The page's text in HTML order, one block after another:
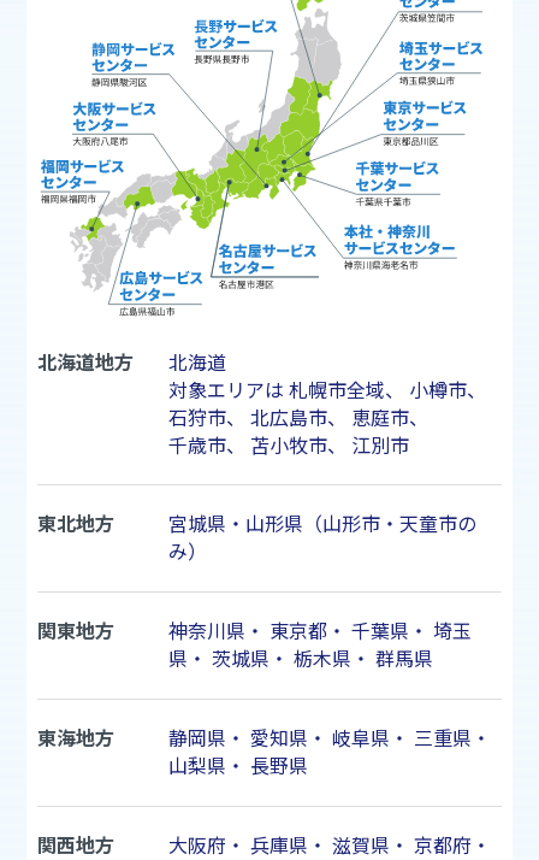
北海道地方
北海道
対象エリアは 札幌市全域、 小樽市、
石狩市、 北広島市、 恵庭市、
千歳市、 苫小牧市、 江別市
東北地方
宮城県・山形県（山形市・天童市の
み）
関東地方 神奈川県 ・ 東京都・ 千葉県 ・ 埼玉
県 ・ 茨城県 ・ 栃木県 ・ 群馬県
東海地方 静岡県 ・ 愛知県 ・ 岐阜県 ・ 三重県 ・
山梨県 ・ 長野県
関西地方 大阪府 ・ 兵庫県 ・ 滋賀県 ・ 京都府 ・